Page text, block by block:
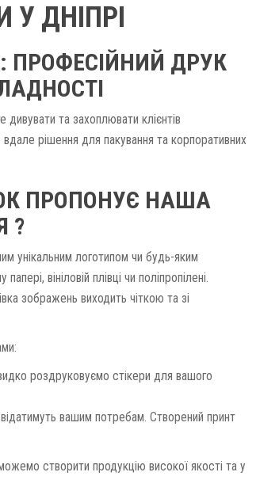
У ДНІПРІ
ПРОФЕСІЙНИЙ ДРУК
та захоплювати клієнтів
вдале рішення для пакування та корпоративних
ПРОПОНУЄ НАША
?
унікальним логотипом чи будь-яким
вініловій плівці чи поліпропілені.
зображень виходить чіткою та зі
роздруковуємо стікери для вашого
вашим потребам. Створений принт
створити продукцію високої якості та у